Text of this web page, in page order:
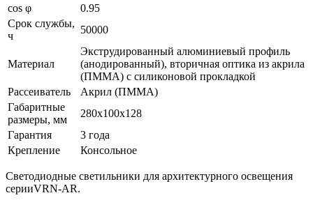
сos φ
0.95
Срок службы,
ч
50000
Материал
Экструдированный алюминиевый профиль
(анодированный), вторичная оптика из акрила
(ПММА) с силиконовой прокладкой
Рассеиватель
Акрил (ПММА)
Габаритные
размеры, мм
280х100х128
Гарантия
3 года
Крепление
Консольное
Светодиодные светильники для архитектурного освещения
серииVRN-AR.